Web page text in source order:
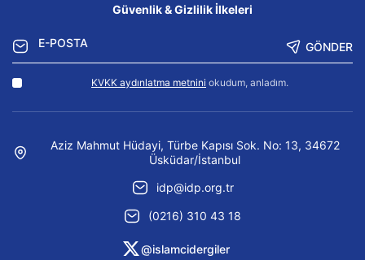
Güvenlik & Gizlilik İlkeleri
GÖNDER
KVKK aydınlatma metnini okudum, anladım.
Aziz Mahmut Hüdayi, Türbe Kapısı Sok. No: 13, 34672
Üsküdar/İstanbul
idp@idp.org.tr
(0216) 310 43 18
@islamcidergiler